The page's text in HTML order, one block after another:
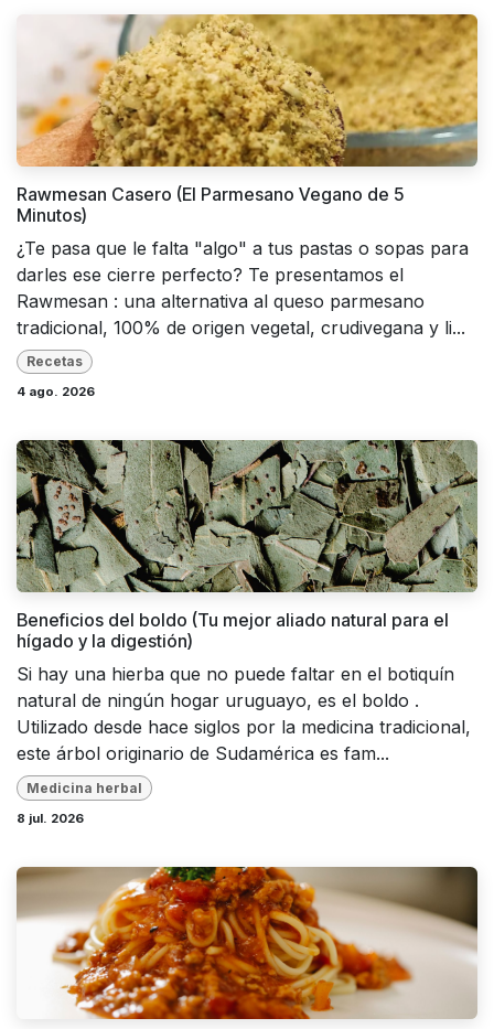
Rawmesan Casero (El Parmesano Vegano de 5
Minutos)
¿Te pasa que le falta "algo" a tus pastas o sopas para
darles ese cierre perfecto? Te presentamos el
Rawmesan : una alternativa al queso parmesano
tradicional, 100% de origen vegetal, crudivegana y li...
Recetas
4 ago. 2026
Beneficios del boldo (Tu mejor aliado natural para el
hígado y la digestión)
Si hay una hierba que no puede faltar en el botiquín
natural de ningún hogar uruguayo, es el boldo .
Utilizado desde hace siglos por la medicina tradicional,
este árbol originario de Sudamérica es fam...
Medicina herbal
8 jul. 2026